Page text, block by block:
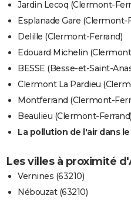
Jardin Lecoq (Clermont-
Esplanade Gare (Clermont-
Delille (Clermont-Ferrand)
Edouard Michelin
BESSE (Besse-et-Saint-
Clermont La Pardieu
Montferrand (Clermont-
Beaulieu (Clermont-Ferrand)
La pollution de l'air dans
Les villes à proximité
Vernines (63210)
Nébouzat (63210)